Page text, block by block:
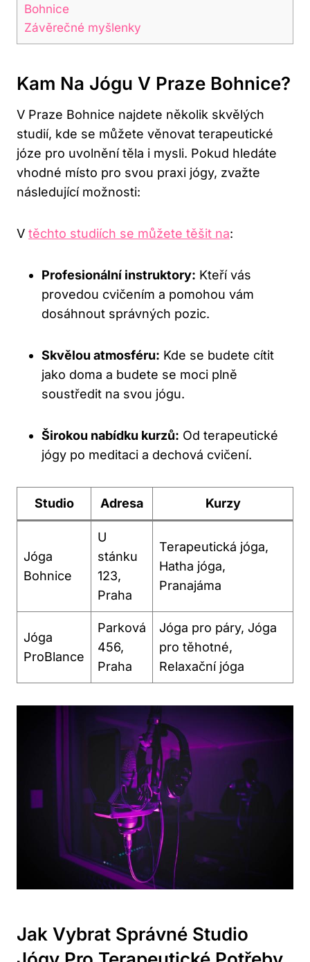
Bohnice
Závěrečné myšlenky
Kam Na Jógu V Praze Bohnice?
V Praze Bohnice najdete několik skvělých
studií, kde se můžete věnovat terapeutické
józe pro uvolnění těla i mysli. Pokud hledáte
vhodné místo pro svou praxi jógy, zvažte
následující možnosti:
V těchto studiích se můžete těšit na:
Profesionální instruktory: Kteří vás
provedou cvičením a pomohou vám
dosáhnout správných pozic.
Skvělou atmosféru: Kde se budete cítit
jako doma a budete se moci plně
soustředit na svou jógu.
Širokou nabídku kurzů: Od terapeutické
jógy po meditaci a dechová cvičení.
Studio Adresa Kurzy
Jóga
Bohnice
U
stánku
123,
Praha
Terapeutická jóga,
Hatha jóga,
Pranajáma
Jóga
ProBlance
Parková
456,
Praha
Jóga pro páry, Jóga
pro těhotné,
Relaxační jóga
Jak Vybrat Správné Studio